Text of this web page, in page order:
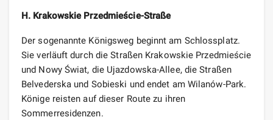
H. Krakowskie Przedmieście-Straße
Der sogenannte Königsweg beginnt am Schlossplatz.
Sie verläuft durch die Straßen Krakowskie Przedmieście
und Nowy Świat, die Ujazdowska-Allee, die Straßen
Belvederska und Sobieski und endet am Wilanów-Park.
Könige reisten auf dieser Route zu ihren
Sommerresidenzen.